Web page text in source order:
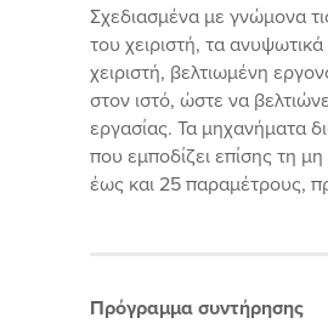
Σχεδιασμένα με γνώμονα
του χειριστή, τα
χειριστή, βελτιωμένη
στον ιστό, ώστε να
εργασίας. Τα μηχανήματα
που εμποδίζει επίσης τη
έως και 25 παραμέτρους,
Πρόγραμμα συντήρησης